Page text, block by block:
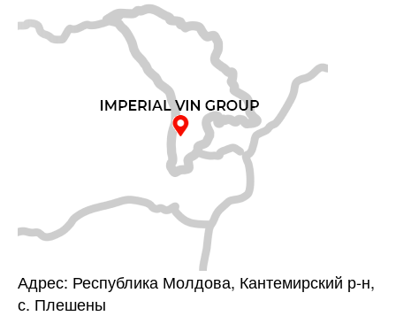
Адрес: Республика Молдова, Кантемирский р-н,
с. Плешены